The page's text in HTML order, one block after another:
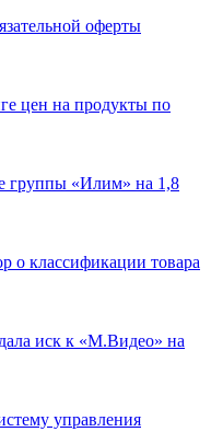
оферты
цен на продукты по
группы «Илим» на 1,8
о классификации товара
иск к «М.Видео» на
управления